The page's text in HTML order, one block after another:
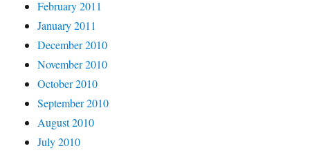
February 2011
January 2011
December 2010
November 2010
October 2010
September 2010
August 2010
July 2010